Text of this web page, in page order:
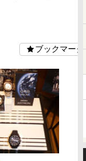
ブックマーク